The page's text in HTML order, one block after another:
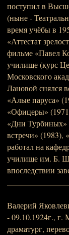
поступил в
(ныне -
время учёбы в
«Аттестат
фильме «Павел
училище (курс
Московского
Лановой снялся
«Алые паруса»
«Офицеры»
«Дни Турбиных»
встречи» (1983),
работал на
училище им. Б.
впоследствии
Валерий
- 09.10.1924г., г.
драматург,